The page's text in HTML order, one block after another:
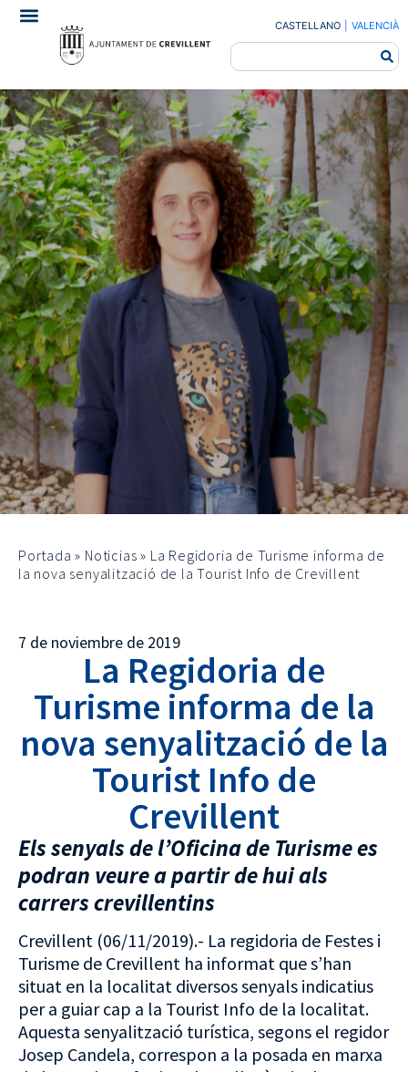
CASTELLANO VALENCIÀ
Portada » Noticias » La Regidoria de Turisme informa de
la nova senyalització de la Tourist Info de Crevillent
7 de noviembre de 2019
La Regidoria de
Turisme informa de la
nova senyalització de la
Tourist Info de
Crevillent
Els senyals de l’Oficina de Turisme es
podran veure a partir de hui als
carrers crevillentins
Crevillent (06/11/2019).- La regidoria de Festes i
Turisme de Crevillent ha informat que s’han
situat en la localitat diversos senyals indicatius
per a guiar cap a la Tourist Info de la localitat.
Aquesta senyalització turística, segons el regidor
Josep Candela, correspon a la posada en marxa